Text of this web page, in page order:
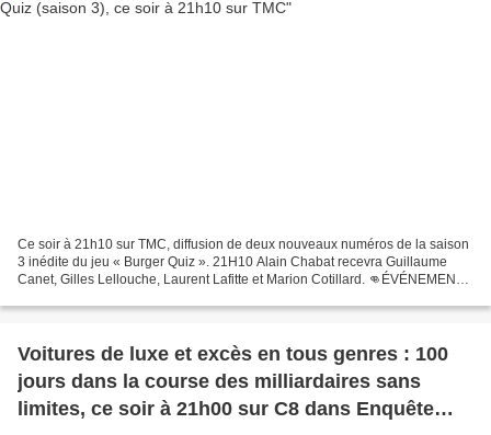
Ce soir à 21h10 sur TMC, diffusion de deux nouveaux numéros de la saison
3 inédite du jeu « Burger Quiz ». 21H10 Alain Chabat recevra Guillaume
Canet, Gilles Lellouche, Laurent Lafitte et Marion Cotillard. 👊ÉVÉNEMENT
Voitures de luxe et excès en tous genres : 100
jours dans la course des milliardaires sans
limites, ce soir à 21h00 sur C8 dans Enquête